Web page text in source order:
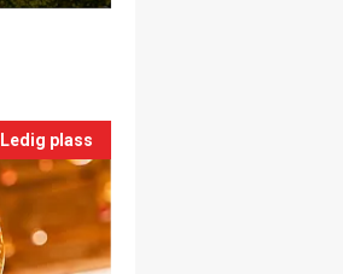
Ledig plass